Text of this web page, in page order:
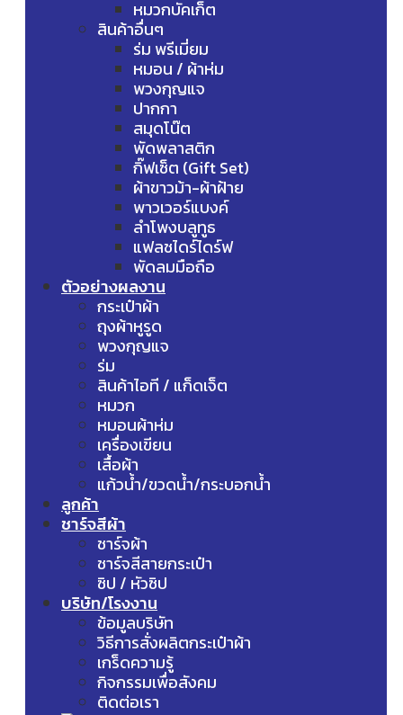
หมวกบัคเก็ต
สินค้าอื่นๆ
ร่ม พรีเมี่ยม
หมอน / ผ้าห่ม
พวงกุญแจ
ปากกา
สมุดโน๊ต
พัดพลาสติก
กิ๊ฟเซ็ต (Gift Set)
ผ้าขาวม้า-ผ้าฝ้าย
พาวเวอร์แบงค์
ลำโพงบลูทูธ
แฟลชไดร์ไดร์ฟ
พัดลมมือถือ
ตัวอย่างผลงาน
กระเป๋าผ้า
ถุงผ้าหูรูด
พวงกุญแจ
ร่ม
สินค้าไอที / แก็ดเจ็ต
หมวก
หมอนผ้าห่ม
เครื่องเขียน
เสื้อผ้า
แก้วน้ำ/ขวดน้ำ/กระบอกน้ำ
ลูกค้า
ชาร์จสีผ้า
ชาร์จผ้า
ชาร์จสีสายกระเป๋า
ซิป / หัวซิป
บริษัท/โรงงาน
ข้อมูลบริษัท
วิธีการสั่งผลิตกระเป๋าผ้า
เกร็ดความรู้
กิจกรรมเพื่อสังคม
ติดต่อเรา